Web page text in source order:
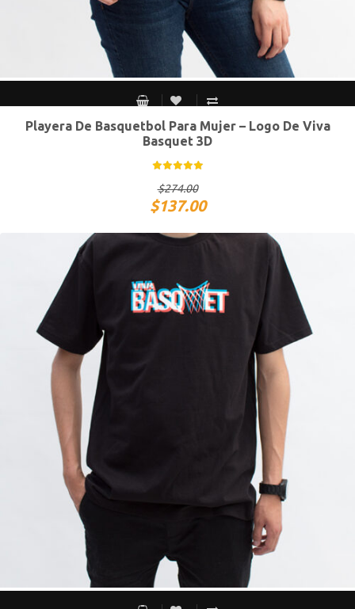
CH M G XG
Playera De Basquetbol Para Mujer – Logo De Viva
Basquet 3D
$274.00
$137.00